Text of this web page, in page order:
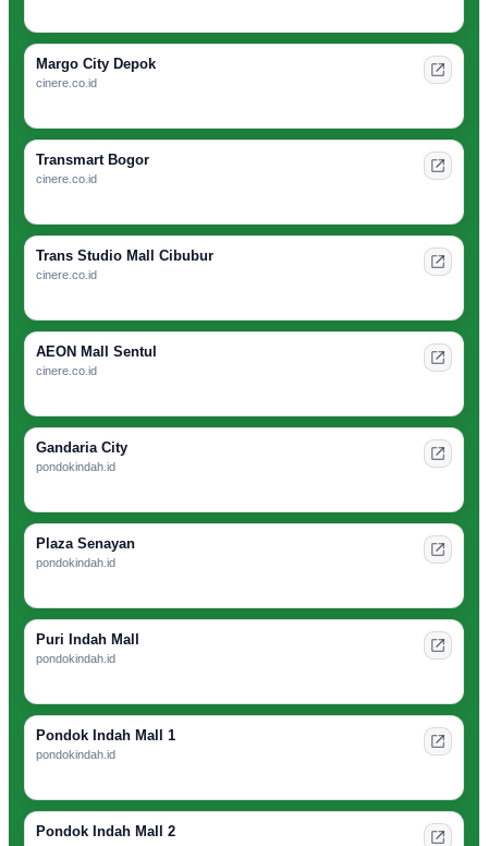
Margo City Depok
cinere.co.id
Transmart Bogor
cinere.co.id
Trans Studio Mall Cibubur
cinere.co.id
AEON Mall Sentul
cinere.co.id
Gandaria City
pondokindah.id
Plaza Senayan
pondokindah.id
Puri Indah Mall
pondokindah.id
Pondok Indah Mall 1
pondokindah.id
Pondok Indah Mall 2